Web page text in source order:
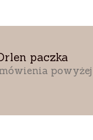
paczka
powyżej